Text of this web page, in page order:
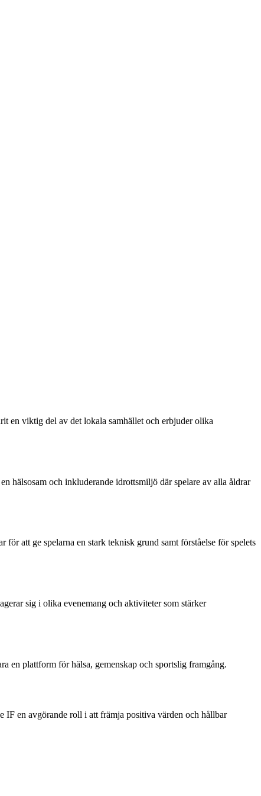
en viktig del av det lokala samhället och erbjuder olika
hälsosam och inkluderande idrottsmiljö där spelare av alla åldrar
att ge spelarna en stark teknisk grund samt förståelse för spelets
sig i olika evenemang och aktiviteter som stärker
en plattform för hälsa, gemenskap och sportslig framgång.
IF en avgörande roll i att främja positiva värden och hållbar